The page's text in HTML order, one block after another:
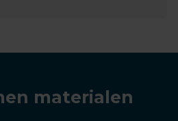
materialen